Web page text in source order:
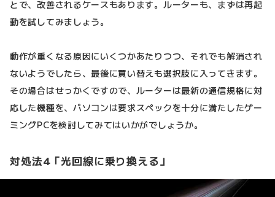
とで、改善されるケースもあります。ルーターも、まずは再起
動を試してみましょう。
動作が重くなる原因にいくつかあたりつつ、それでも解消され
ないようでしたら、最後に買い替えも選択肢に入ってきます。
その場合はせっかくですので、ルーターは最新の通信規格に対
応した機種を、パソコンは要求スペックを十分に満たしたゲー
ミングPCを検討してみてはいかがでしょうか。
対処法4「光回線に乗り換える」